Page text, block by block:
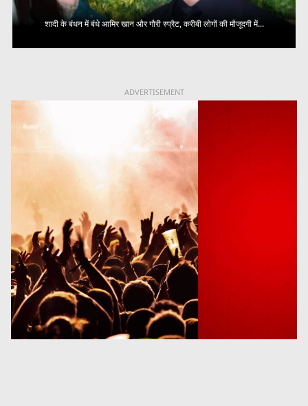
शादी के बंधन में बंधे आमिर खान और गौरी स्प्रैट, करीबी लोगों की मौजूदगी में...
ADVERTISEMENT